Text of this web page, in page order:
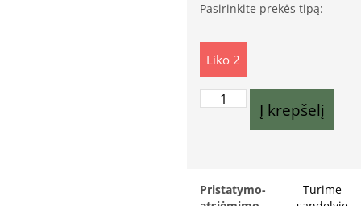
Pasirinkite prekės tipą:
Liko 2
Į krepšelį
Pristatymo-
Turime